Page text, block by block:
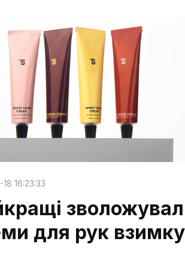
16:23:33
для рук взимку